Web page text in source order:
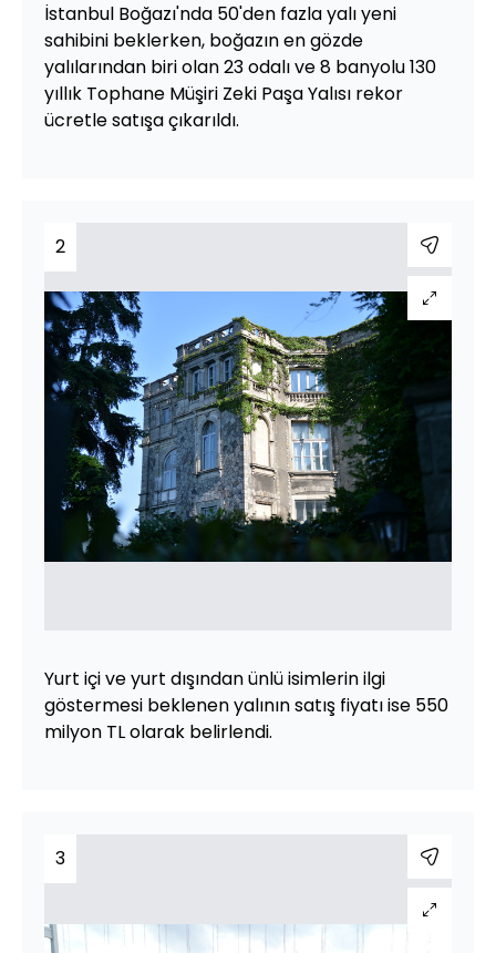
İstanbul Boğazı'nda 50'den fazla yalı yeni
sahibini beklerken, boğazın en gözde
yalılarından biri olan 23 odalı ve 8 banyolu 130
yıllık Tophane Müşiri Zeki Paşa Yalısı rekor
ücretle satışa çıkarıldı.
2
Yurt içi ve yurt dışından ünlü isimlerin ilgi
göstermesi beklenen yalının satış fiyatı ise 550
milyon TL olarak belirlendi.
3